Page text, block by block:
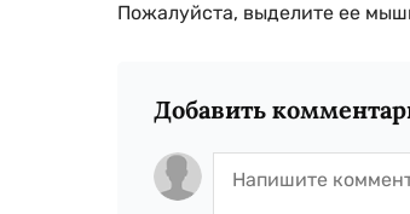
Пожалуйста, выделите ее
Добавить